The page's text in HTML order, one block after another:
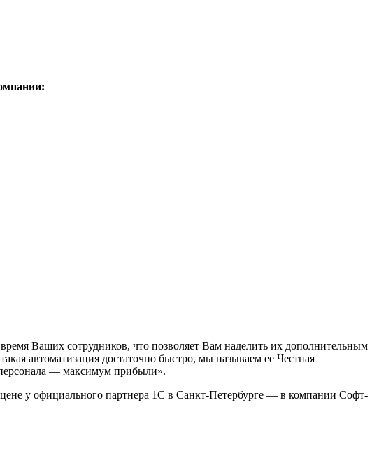
Ваших сотрудников, что позволяет Вам наделить их дополнительным
автоматизация достаточно быстро, мы называем ее Честная
— максимум прибыли».
у официального партнера 1С в Санкт-Петербурге — в компании Софт-